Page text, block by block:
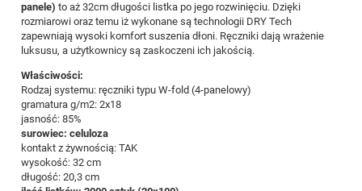
panele) to aż 32cm długości listka po jego rozwinięciu. Dzięki
rozmiarowi oraz temu iż wykonane są technologii DRY Tech
zapewniają wysoki komfort suszenia dłoni. Ręczniki dają wrażenie
luksusu, a użytkownicy są zaskoczeni ich jakością.
Właściwości:
Rodzaj systemu: ręczniki typu W-fold (4-panelowy)
gramatura g/m2: 2x18
jasność: 85%
surowiec: celuloza
kontakt z żywnością: TAK
wysokość: 32 cm
długość: 20,3 cm